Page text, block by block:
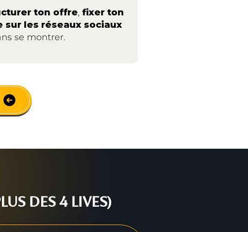
ton offre,fixer ton
sur les réseaux sociaux
se montrer.
DES 4 LIVES)